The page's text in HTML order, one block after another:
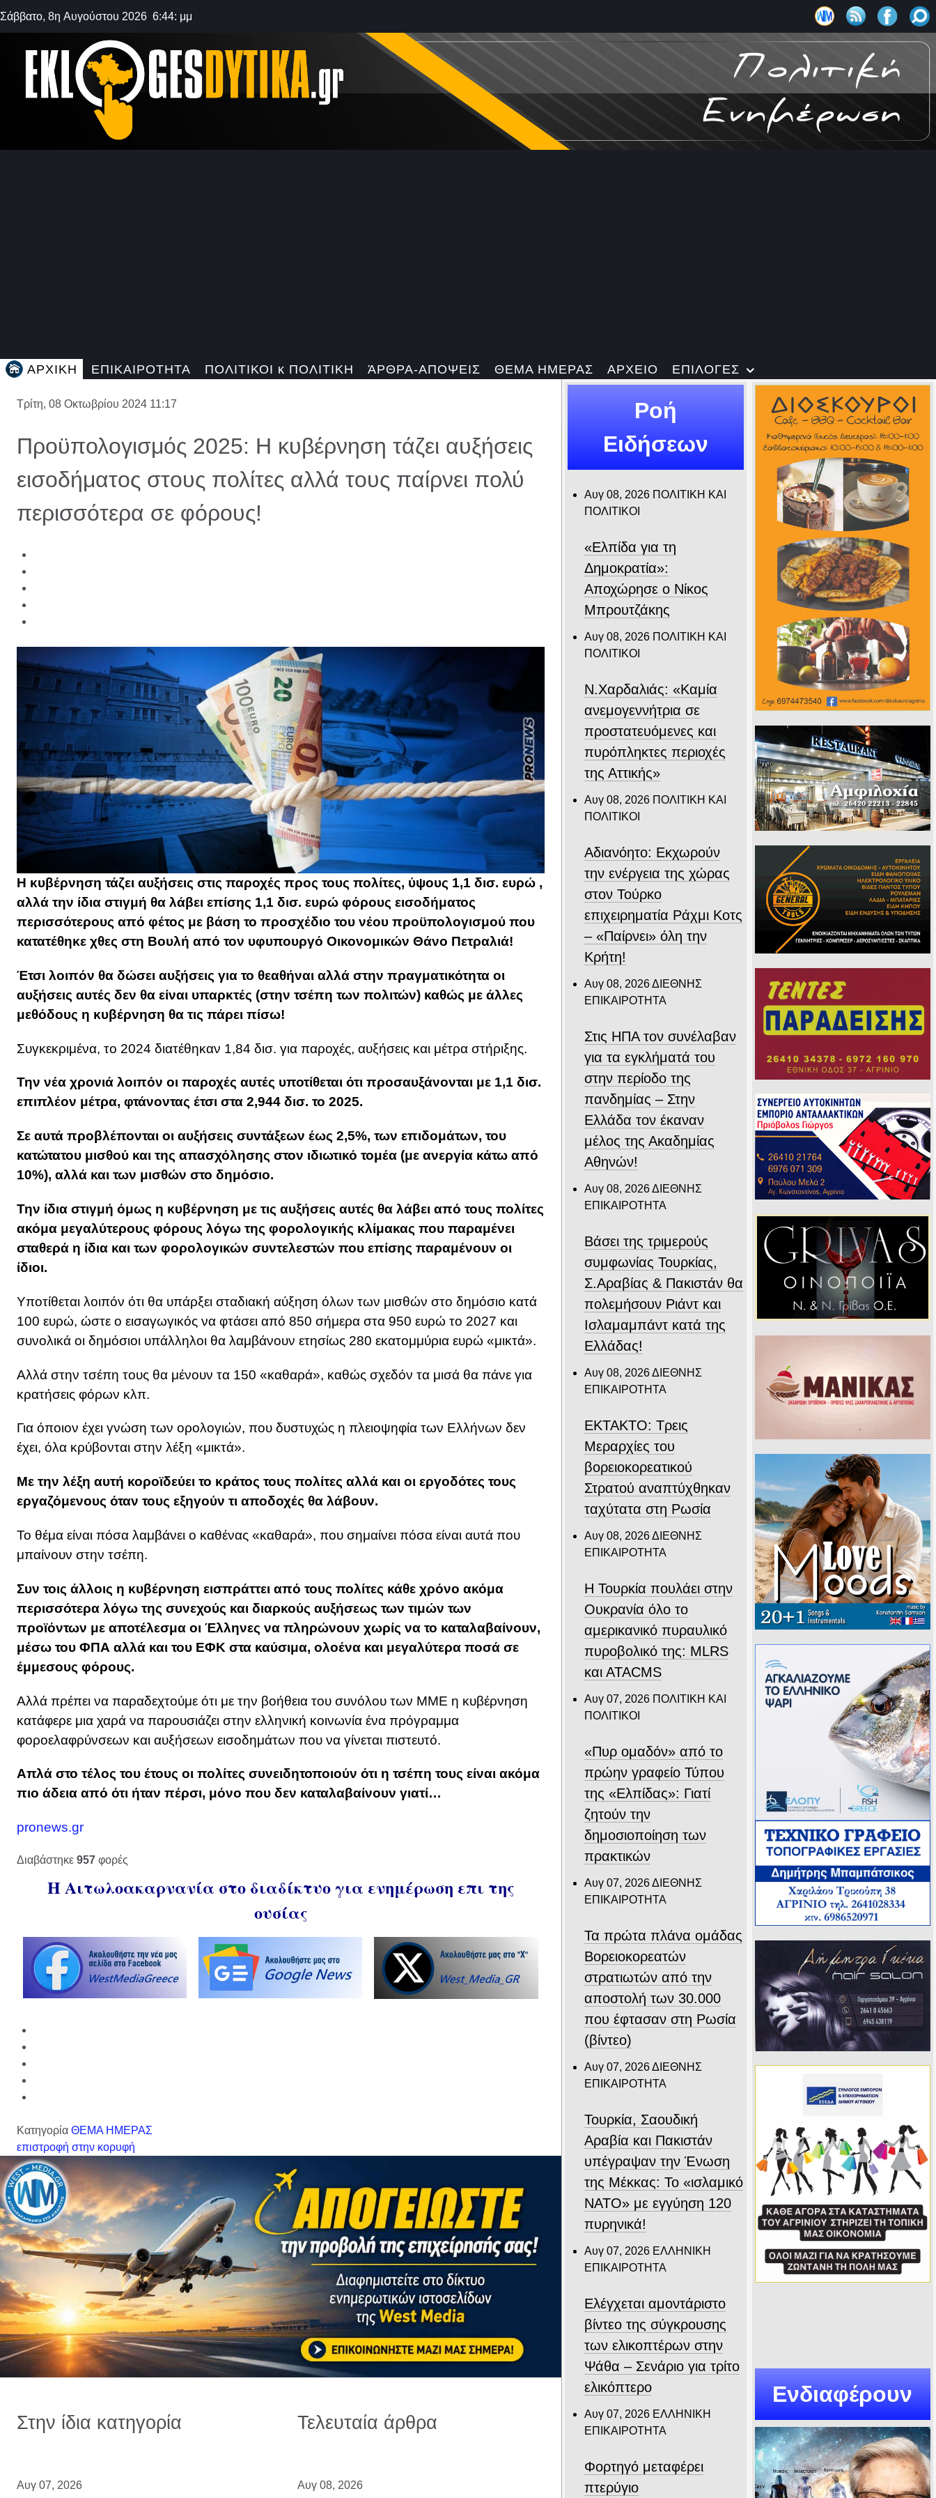
Σάββατο, 8η Αυγούστου 2026 6:44: μμ
ΑΡΧΙΚΗ ΕΠΙΚΑΙΡΟΤΗΤΑ ΠΟΛΙΤΙΚΟΙ κ ΠΟΛΙΤΙΚΗ ΆΡΘΡΑ-ΑΠΟΨΕΙΣ ΘΕΜΑ ΗΜΕΡΑΣ ΑΡΧΕΙΟ ΕΠΙΛΟΓΕΣ
Τρίτη, 08 Οκτωβρίου 2024 11:17
Προϋπολογισμός 2025: Η κυβέρνηση τάζει αυξήσεις
εισοδήματος στους πολίτες αλλά τους παίρνει πολύ
περισσότερα σε φόρους!
Η κυβέρνηση τάζει αυξήσεις στις παροχές προς τους πολίτες, ύψους 1,1 δισ. ευρώ ,
αλλά την ίδια στιγμή θα λάβει επίσης 1,1 δισ. ευρώ φόρους εισοδήματος
περισσότερους από φέτος με βάση το προσχέδιο του νέου προϋπολογισμού που
κατατέθηκε χθες στη Βουλή από τον υφυπουργό Οικονομικών Θάνο Πετραλιά!
Έτσι λοιπόν θα δώσει αυξήσεις για το θεαθήναι αλλά στην πραγματικότητα οι
αυξήσεις αυτές δεν θα είναι υπαρκτές (στην τσέπη των πολιτών) καθώς με άλλες
μεθόδους η κυβέρνηση θα τις πάρει πίσω!
Συγκεκριμένα, το 2024 διατέθηκαν 1,84 δισ. για παροχές, αυξήσεις και μέτρα στήριξης.
Την νέα χρονιά λοιπόν οι παροχές αυτές υποτίθεται ότι προσαυξάνονται με 1,1 δισ.
επιπλέον μέτρα, φτάνοντας έτσι στα 2,944 δισ. το 2025.
Σε αυτά προβλέπονται οι αυξήσεις συντάξεων έως 2,5%, των επιδομάτων, του
κατώτατου μισθού και της απασχόλησης στον ιδιωτικό τομέα (με ανεργία κάτω από
10%), αλλά και των μισθών στο δημόσιο.
Την ίδια στιγμή όμως η κυβέρνηση με τις αυξήσεις αυτές θα λάβει από τους πολίτες
ακόμα μεγαλύτερους φόρους λόγω της φορολογικής κλίμακας που παραμένει
σταθερά η ίδια και των φορολογικών συντελεστών που επίσης παραμένουν οι
ίδιοι.
Υποτίθεται λοιπόν ότι θα υπάρξει σταδιακή αύξηση όλων των μισθών στο δημόσιο κατά
100 ευρώ, ώστε ο εισαγωγικός να φτάσει από 850 σήμερα στα 950 ευρώ το 2027 και
συνολικά οι δημόσιοι υπάλληλοι θα λαμβάνουν ετησίως 280 εκατομμύρια ευρώ «μικτά».
Αλλά στην τσέπη τους θα μένουν τα 150 «καθαρά», καθώς σχεδόν τα μισά θα πάνε για
κρατήσεις φόρων κλπ.
Για όποιον έχει γνώση των ορολογιών, που δυστυχώς η πλειοψηφία των Ελλήνων δεν
έχει, όλα κρύβονται στην λέξη «μικτά».
Με την λέξη αυτή κοροϊδεύει το κράτος τους πολίτες αλλά και οι εργοδότες τους
εργαζόμενους όταν τους εξηγούν τι αποδοχές θα λάβουν.
Το θέμα είναι πόσα λαμβάνει ο καθένας «καθαρά», που σημαίνει πόσα είναι αυτά που
μπαίνουν στην τσέπη.
Συν τοις άλλοις η κυβέρνηση εισπράττει από τους πολίτες κάθε χρόνο ακόμα
περισσότερα λόγω της συνεχούς και διαρκούς αυξήσεως των τιμών των
προϊόντων με αποτέλεσμα οι Έλληνες να πληρώνουν χωρίς να το καταλαβαίνουν,
μέσω του ΦΠΑ αλλά και του ΕΦΚ στα καύσιμα, ολοένα και μεγαλύτερα ποσά σε
έμμεσους φόρους.
Αλλά πρέπει να παραδεχτούμε ότι με την βοήθεια του συνόλου των ΜΜΕ η κυβέρνηση
κατάφερε μια χαρά να παρουσιάζει στην ελληνική κοινωνία ένα πρόγραμμα
φοροελαφρύνσεων και αυξήσεων εισοδημάτων που να γίνεται πιστευτό.
Απλά στο τέλος του έτους οι πολίτες συνειδητοποιούν ότι η τσέπη τους είναι ακόμα
πιο άδεια από ότι ήταν πέρσι, μόνο που δεν καταλαβαίνουν γιατί…
pronews.gr
Διαβάστηκε 957 φορές
Η Αιτωλοακαρνανία στο διαδίκτυο για ενημέρωση επι της
ουσίας
Κατηγορία ΘΕΜΑ ΗΜΕΡΑΣ
επιστροφή στην κορυφή
Στην ίδια κατηγορία
Αυγ 07, 2026
Τελευταία άρθρα
Αυγ 08, 2026
Ροή
Ειδήσεων
Αυγ 08, 2026 ΠΟΛΙΤΙΚΗ ΚΑΙ
ΠΟΛΙΤΙΚΟΙ
«Ελπίδα για τη
Δημοκρατία»:
Αποχώρησε ο Νίκος
Μπρουτζάκης
Αυγ 08, 2026 ΠΟΛΙΤΙΚΗ ΚΑΙ
ΠΟΛΙΤΙΚΟΙ
Ν.Χαρδαλιάς: «Καμία
ανεμογεννήτρια σε
προστατευόμενες και
πυρόπληκτες περιοχές
της Αττικής»
Αυγ 08, 2026 ΠΟΛΙΤΙΚΗ ΚΑΙ
ΠΟΛΙΤΙΚΟΙ
Αδιανόητο: Εκχωρούν
την ενέργεια της χώρας
στον Τούρκο
επιχειρηματία Ράχμι Κοτς
– «Παίρνει» όλη την
Κρήτη!
Αυγ 08, 2026ΔΙΕΘΝΗΣ
ΕΠΙΚΑΙΡΟΤΗΤΑ
Στις ΗΠΑ τον συνέλαβαν
για τα εγκλήματά του
στην περίοδο της
πανδημίας – Στην
Ελλάδα τον έκαναν
μέλος της Ακαδημίας
Αθηνών!
Αυγ 08, 2026ΔΙΕΘΝΗΣ
ΕΠΙΚΑΙΡΟΤΗΤΑ
Βάσει της τριμερούς
συμφωνίας Τουρκίας,
Σ.Αραβίας & Πακιστάν θα
πολεμήσουν Ριάντ και
Ισλαμαμπάντ κατά της
Ελλάδας!
Αυγ 08, 2026ΔΙΕΘΝΗΣ
ΕΠΙΚΑΙΡΟΤΗΤΑ
ΕΚΤΑΚΤΟ: Τρεις
Μεραρχίες του
βορειοκορεατικού
Στρατού αναπτύχθηκαν
ταχύτατα στη Ρωσία
Αυγ 08, 2026ΔΙΕΘΝΗΣ
ΕΠΙΚΑΙΡΟΤΗΤΑ
Η Τουρκία πουλάει στην
Ουκρανία όλο το
αμερικανικό πυραυλικό
πυροβολικό της: MLRS
και ΑΤΑCMS
Αυγ 07, 2026 ΠΟΛΙΤΙΚΗ ΚΑΙ
ΠΟΛΙΤΙΚΟΙ
«Πυρ ομαδόν» από το
πρώην γραφείο Τύπου
της «Ελπίδας»: Γιατί
ζητούν την
δημοσιοποίηση των
πρακτικών
Αυγ 07, 2026ΔΙΕΘΝΗΣ
ΕΠΙΚΑΙΡΟΤΗΤΑ
Τα πρώτα πλάνα ομάδας
Βορειοκορεατών
στρατιωτών από την
αποστολή των 30.000
που έφτασαν στη Ρωσία
(βίντεο)
Αυγ 07, 2026ΔΙΕΘΝΗΣ
ΕΠΙΚΑΙΡΟΤΗΤΑ
Τουρκία, Σαουδική
Αραβία και Πακιστάν
υπέγραψαν την Ένωση
της Μέκκας: Το «ισλαμικό
ΝΑΤΟ» με εγγύηση 120
πυρηνικά!
Αυγ 07, 2026 ΕΛΛΗΝΙΚΗ
ΕΠΙΚΑΙΡΟΤΗΤΑ
Ελέγχεται αμοντάριστο
βίντεο της σύγκρουσης
των ελικοπτέρων στην
Ψάθα – Σενάριο για τρίτο
ελικόπτερο
Αυγ 07, 2026 ΕΛΛΗΝΙΚΗ
ΕΠΙΚΑΙΡΟΤΗΤΑ
Φορτηγό μεταφέρει
πτερύγιο
Ενδιαφέρουν